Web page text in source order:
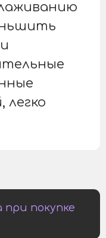
легко
при покупке